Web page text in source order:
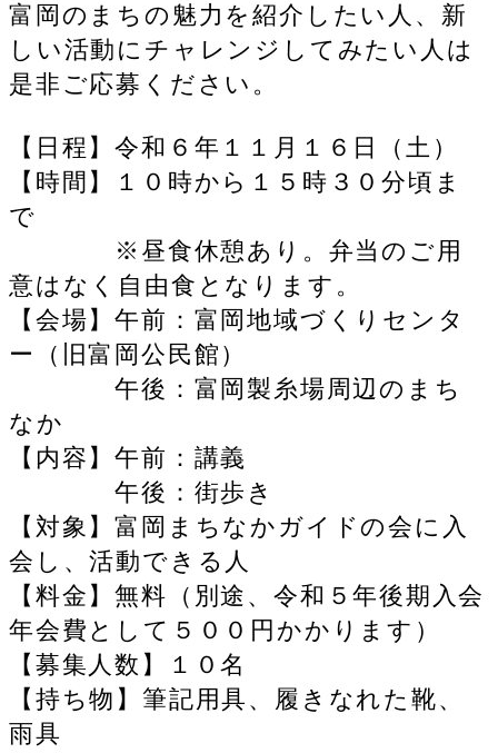
富岡のまちの魅力を紹介したい人、新
しい活動にチャレンジしてみたい人は
是非ご応募ください。
【日程】令和６年１１月１６日（土）
【時間】１０時から１５時３０分頃ま
で
※昼食休憩あり。弁当のご用
意はなく自由食となります。
【会場】午前：富岡地域づくりセンタ
ー（旧富岡公民館）
午後：富岡製糸場周辺のまち
なか
【内容】午前：講義
午後：街歩き
【対象】富岡まちなかガイドの会に入
会し、活動できる人
【料金】無料（別途、令和５年後期入会
年会費として５００円かかります）
【募集人数】１０名
【持ち物】筆記用具、履きなれた靴、
雨具